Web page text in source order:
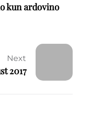
kun ardovino
Next
2017